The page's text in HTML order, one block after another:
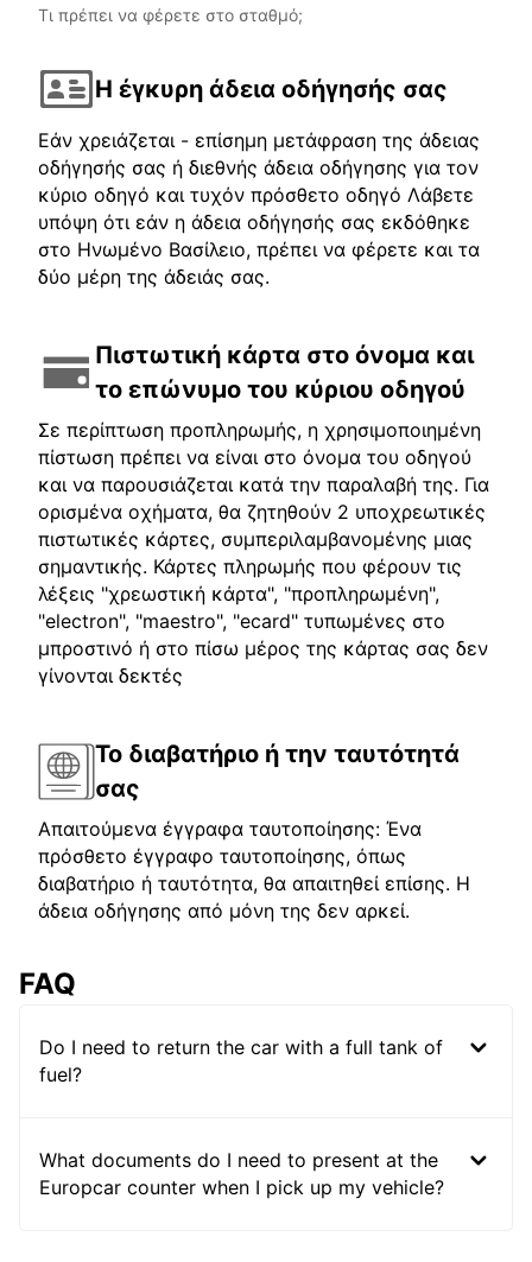
Τι πρέπει να φέρετε στο σταθμό;
Η έγκυρη άδεια οδήγησής σας
Εάν χρειάζεται - επίσημη μετάφραση της άδειας
οδήγησής σας ή διεθνής άδεια οδήγησης για τον
κύριο οδηγό και τυχόν πρόσθετο οδηγό Λάβετε
υπόψη ότι εάν η άδεια οδήγησής σας εκδόθηκε
στο Ηνωμένο Βασίλειο, πρέπει να φέρετε και τα
δύο μέρη της άδειάς σας.
Πιστωτική κάρτα στο όνομα και
το επώνυμο του κύριου οδηγού
Σε περίπτωση προπληρωμής, η χρησιμοποιημένη
πίστωση πρέπει να είναι στο όνομα του οδηγού
και να παρουσιάζεται κατά την παραλαβή της. Για
ορισμένα οχήματα, θα ζητηθούν 2 υποχρεωτικές
πιστωτικές κάρτες, συμπεριλαμβανομένης μιας
σημαντικής. Κάρτες πληρωμής που φέρουν τις
λέξεις "χρεωστική κάρτα", "προπληρωμένη",
"electron", "maestro", "ecard" τυπωμένες στο
μπροστινό ή στο πίσω μέρος της κάρτας σας δεν
γίνονται δεκτές
Το διαβατήριο ή την ταυτότητά
σας
Απαιτούμενα έγγραφα ταυτοποίησης: Ένα
πρόσθετο έγγραφο ταυτοποίησης, όπως
διαβατήριο ή ταυτότητα, θα απαιτηθεί επίσης. Η
άδεια οδήγησης από μόνη της δεν αρκεί.
FAQ
Do I need to return the car with a full tank of
fuel?
What documents do I need to present at the
Europcar counter when I pick up my vehicle?